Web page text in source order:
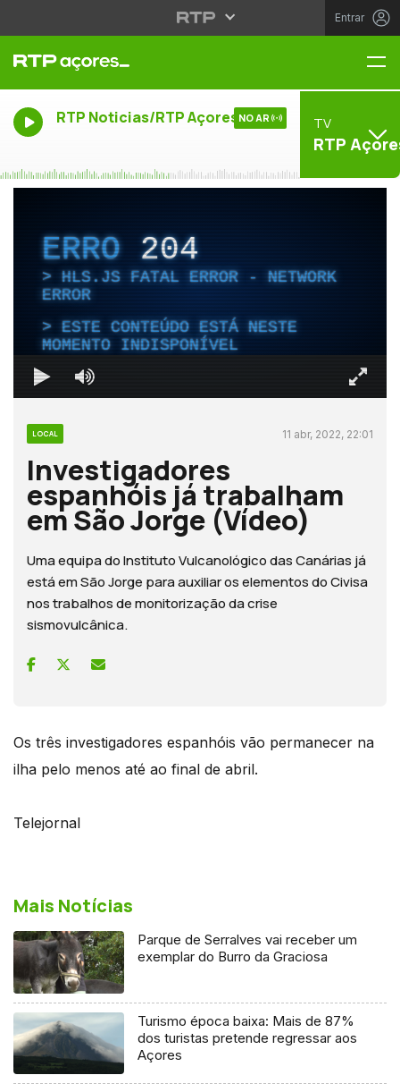
Entrar
RTP Noticias/RTP Açores NO AR TV
RTP
ERRO204
HLS.JS FATAL ERROR - NETWORK
ERROR
ESTE CONTEÚDO ESTÁ NESTE
MOMENTO INDISPONÍVEL
LOCAL 11 abr, 2022, 22:01
Investigadores
espanhóis já trabalham
em São Jorge (Vídeo)
Uma equipa do Instituto Vulcanológico das Canárias já
está em São Jorge para auxiliar os elementos do Civisa
nos trabalhos de monitorização da crise
sismovulcânica.
Os três investigadores espanhóis vão permanecer na
ilha pelo menos até ao final de abril.
Telejornal
Mais Notícias
Parque de Serralves vai receber um
exemplar do Burro da Graciosa
Turismo época baixa: Mais de 87%
dos turistas pretende regressar aos
Açores